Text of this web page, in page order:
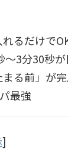
るだけで
〜3分30秒
まる前」が
最強
]